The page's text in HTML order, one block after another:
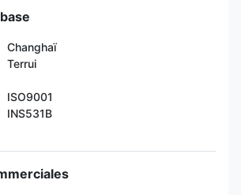
Changhaï
Terrui
ISO9001
INS531B